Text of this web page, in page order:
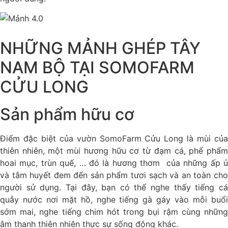
NHỮNG MẢNH GHÉP TÂY
NAM BỘ TẠI SOMOFARM
CỬU LONG
Sản phẩm hữu cơ
Điểm đặc biệt của vườn SomoFarm Cửu Long là mùi của
thiên nhiên, một mùi hương hữu cơ từ đạm cá, phế phẩm
hoai mục, trùn quế, … đó là hương thơm của những ấp ủ
và tâm huyết đem đến sản phẩm tươi sạch và an toàn cho
người sử dụng. Tại đây, bạn có thể nghe thấy tiếng cá
quẫy nước nơi mặt hồ, nghe tiếng gà gáy vào mỗi buổi
sớm mai, nghe tiếng chim hót trong bụi rậm cùng những
âm thanh thiên nhiên thực sự sống động khác.